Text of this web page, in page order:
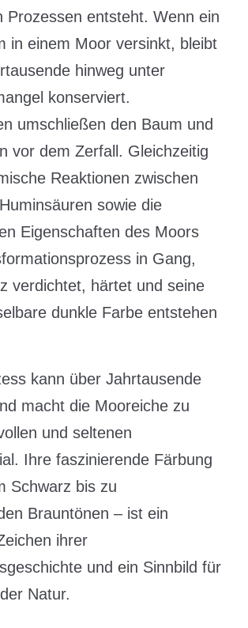
Prozessen entsteht. Wenn ein
in einem Moor versinkt, bleibt
hinweg unter
konserviert.
umschließen den Baum und
vor dem Zerfall. Gleichzeitig
Reaktionen zwischen
sowie die
Eigenschaften des Moors
in Gang,
verdichtet, härtet und seine
dunkle Farbe entstehen
kann über Jahrtausende
macht die Mooreiche zu
und seltenen
Ihre faszinierende Färbung
Schwarz bis zu
Brauntönen – ist ein
ihrer
und ein Sinnbild für
Natur.